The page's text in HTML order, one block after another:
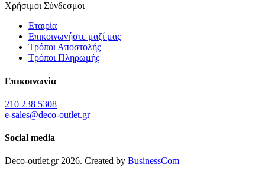
Χρήσιμοι Σύνδεσμοι
Εταιρία
Επικοινωνήστε μαζί μας
Τρόποι Αποστολής
Τρόποι Πληρωμής
Επικοινωνία
210 238 5308
e-sales@deco-outlet.gr
Social media
Deco-outlet.gr2026. Created by BusinessCom